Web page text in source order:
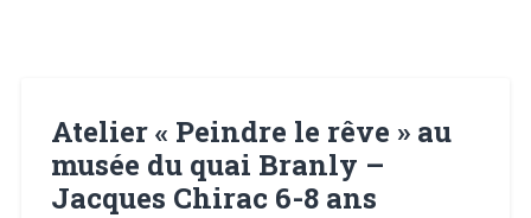
Atelier « Peindre le rêve » au
musée du quai Branly –
Jacques Chirac 6-8 ans